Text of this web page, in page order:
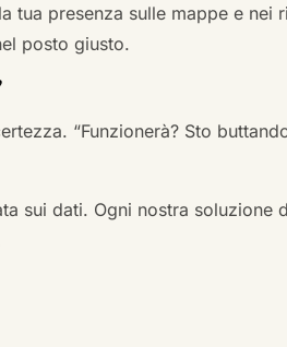
presenza sulle mappe e
posto giusto.
“Funzionerà? Sto
sui dati. Ogni nostra